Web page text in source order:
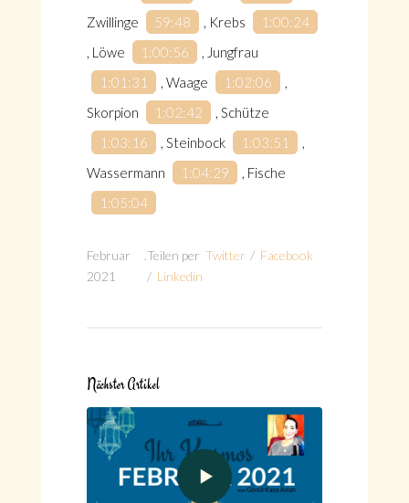
Zwillinge
59:48 ​, Krebs 1:00:24
, Löwe
1:00:56
​, Jungfrau
1:01:31
​, Waage 1:02:06
​,
Skorpion
1:02:42
​, Schütze
1:03:16
​, Steinbock 1:03:51
​,
Wassermann
1:04:29
​, Fische
1:05:04
Februar
2021
.Teilen per Twitter / Facebook
/ Linkedin
Nächster Artikel